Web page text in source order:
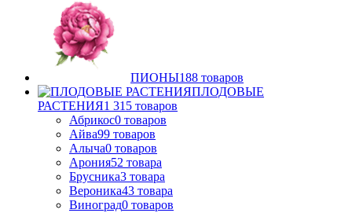
ПИОНЫ188 товаров
ПЛОДОВЫЕ
РАСТЕНИЯ1 315 товаров
Абрикос0 товаров
Айва99 товаров
Алыча0 товаров
Арония52 товара
Брусника3 товара
Вероника43 товара
Виноград0 товаров